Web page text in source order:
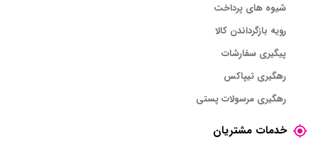
شیوه های پرداخت
رویه بازگرداندن کالا
پیگیری سفارشات
رهگیری تیپاکس
رهگیری مرسولات پستی
خدمات مشتریان